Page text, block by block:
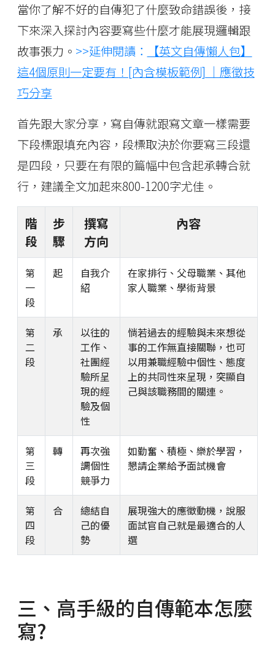
當你了解不好的自傳犯了什麼致命錯誤後，接
下來深入探討內容要寫些什麼才能展現邏輯跟
故事張力。 >>延伸閱讀：
【英文自傳懶人包】
這4個原則一定要有！[內含模板範例] ｜應徵技
巧分享
首先跟大家分享，寫自傳就跟寫文章一樣需要
下段標跟填充內容，段標取決於你要寫三段還
是四段，只要在有限的篇幅中包含起承轉合就
行，建議全文加起來800-1200字尤佳。
階
段
步
驟
撰寫
方向
內容
第
一
段
起
自我介
紹
在家排行、父母職業、其他
家人職業、學術背景
第
二
段
承
以往的
工作、
社團經
驗所呈
現的經
驗及個
性
惝若過去的經驗與未來想從
事的工作無直接關聯，也可
以用兼職經驗中個性、態度
上的共同性來呈現，突顯自
己與該職務間的關連。
第
三
段
轉
再次強
調個性
競爭力
如勤奮、積極、樂於學習，
懇請企業給予面試機會
第
四
段
合
總結自
己的優
勢
展現強大的應徵動機，說服
面試官自己就是最適合的人
選
三、高手級的自傳範本怎麼
寫?